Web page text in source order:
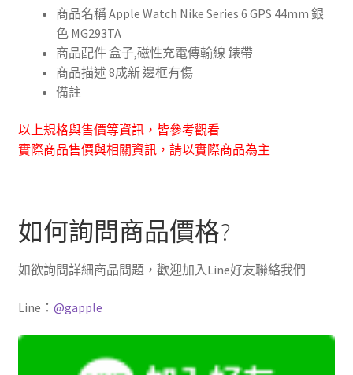
商品名稱 Apple Watch Nike Series 6 GPS 44mm 銀
色 MG293TA
商品配件 盒子,磁性充電傳輸線 錶帶
商品描述 8成新 邊框有傷
備註
以上規格與售價等資訊，皆參考觀看
實際商品售價與相關資訊，請以實際商品為主
如何詢問商品價格?
如欲詢問詳細商品問題，歡迎加入Line好友聯絡我們
Line： @gapple